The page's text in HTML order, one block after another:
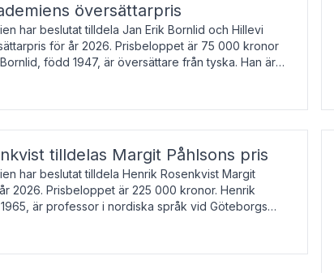
översättarpris
har beslutat tilldela Jan Erik Bornlid och Hillevi
för år 2026. Prisbeloppet är 75 000 kronor
född 1947, är översättare från tyska. Han är
översät
tilldelas Margit Påhlsons pris
har beslutat tilldela Henrik Rosenkvist Margit
2026. Prisbeloppet är 225 000 kronor. Henrik
är professor i nordiska språk vid Göteborgs
2004 på avhan